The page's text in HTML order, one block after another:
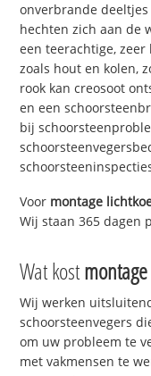
onverbrande
hechten zich aan de
een teerachtige,
zoals hout en kolen,
rook kan creosoot
en een
bij
Voor montage
Wij staan 365 dagen
Wat kost
Wij werken
schoorsteenvegers
om uw probleem te
met vakmensen te